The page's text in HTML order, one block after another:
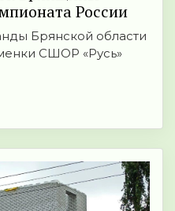
России
Брянской области
СШОР «Русь»